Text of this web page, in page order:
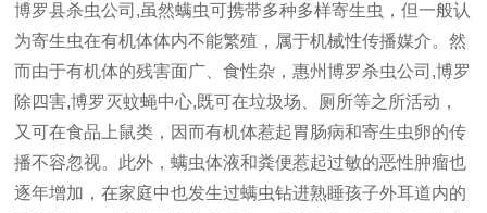
博罗县杀虫公司,虽然螨虫可携带多种多样寄生虫，但一般认
为寄生虫在有机体体内不能繁殖，属于机械性传播媒介。然
而由于有机体的残害面广、食性杂，惠州博罗杀虫公司,博罗
除四害,博罗灭蚊蝇中心,既可在垃圾场、厕所等之所活动，
又可在食品上鼠类，因而有机体惹起胃肠病和寄生虫卵的传
播不容忽视。此外，螨虫体液和粪便惹起过敏的恶性肿瘤也
逐年增加，在家庭中也发生过螨虫钻进熟睡孩子外耳道内的